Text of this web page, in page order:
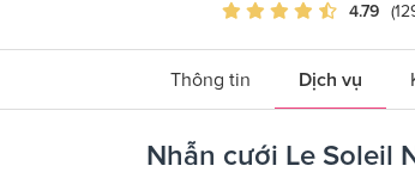
4.79
Thông tin Dịch vụ
Nhẫn cưới Le Soleil